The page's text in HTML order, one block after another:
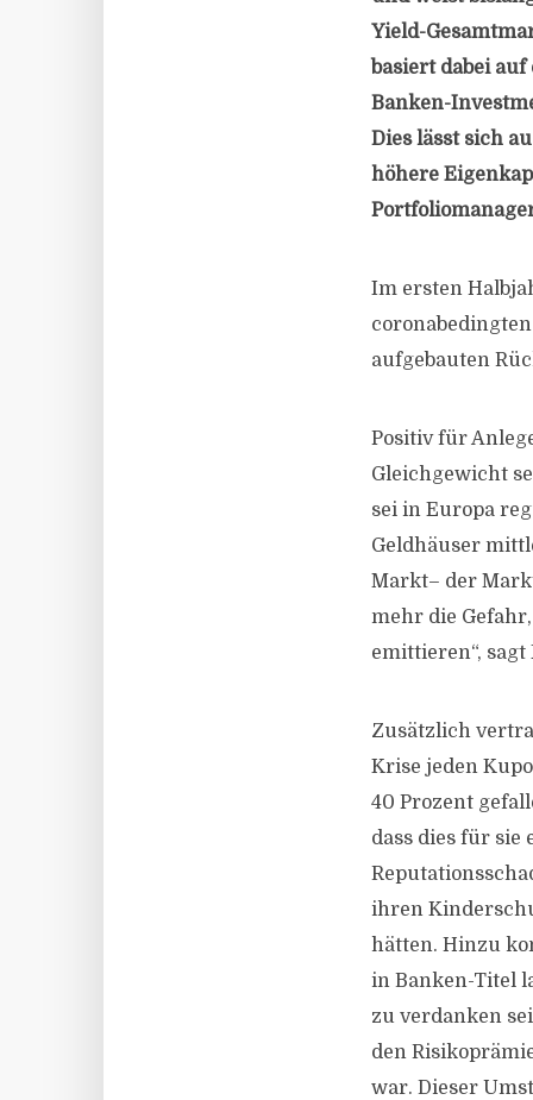
Yield-
basiert dabei
Banken-
Dies lässt sich
höhere
Im ersten
aufgebauten
Positiv für
Gleichgewicht
sei in Europa
Geldhäuser
Markt– der
mehr die
emittieren“,
Zusätzlich
Krise jeden
40 Prozent
dass dies für sie
ihren
hätten. Hinzu
in Banken-Titel
zu verdanken
den
war. Dieser